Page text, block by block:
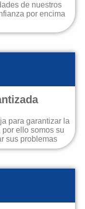
de nuestros
por encima
para garantizar la
ello somos su
sus problemas